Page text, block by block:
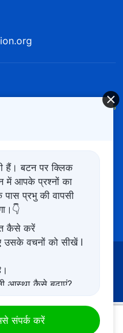
प्रवेश करना चाहते हैं?
और अधिक
हैं। बटन पर क्लिक
में आपके प्रश्नों का
प्रभु की वापसी
कैसे करें
उसके वचनों को सीखें l
आस्था कैसे बढ़ाएं?
संपर्क करेंपरमेश्वर के दैनिक वचन : इंसान की भ्रष्टता का खुलासा | अंश 373